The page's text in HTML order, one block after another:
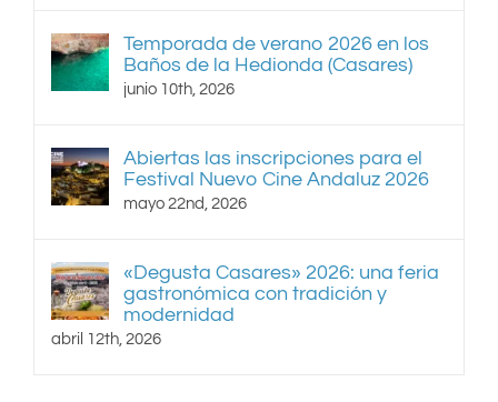
Temporada de verano 2026 en los
Baños de la Hedionda (Casares)
junio 10th, 2026
Abiertas las inscripciones para el
Festival Nuevo Cine Andaluz 2026
mayo 22nd, 2026
«Degusta Casares» 2026: una feria
gastronómica con tradición y
modernidad
abril 12th, 2026